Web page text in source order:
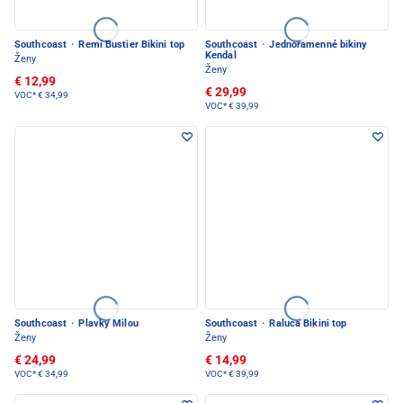
Southcoast · Remi Bustier Bikini top
Ženy
€ 12,99
VOC*€ 34,99
Southcoast · Jednoramenné bikiny
Kendal
Ženy
€ 29,99
VOC*€ 39,99
Southcoast · Plavky Milou
Ženy
€ 24,99
VOC*€ 34,99
Southcoast · Raluca Bikini top
Ženy
€ 14,99
VOC*€ 39,99